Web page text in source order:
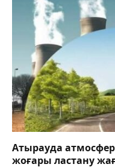
Атырауда
жоғары ластану